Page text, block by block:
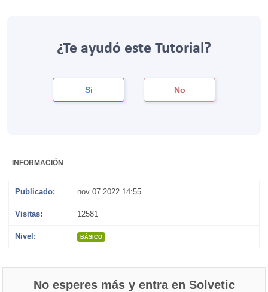
¿Te ayudó este Tutorial?
Si No
INFORMACIÓN
Publicado: nov 07 2022 14:55
Visitas: 12581
Nivel: BÁSICO
No esperes más y entra en Solvetic